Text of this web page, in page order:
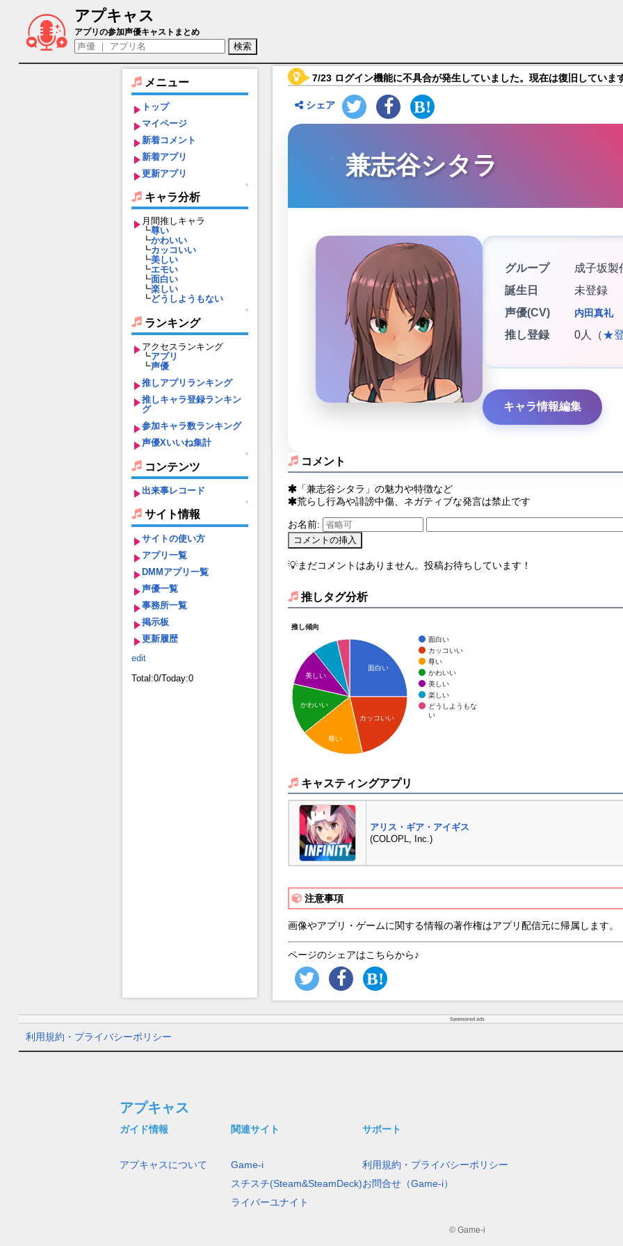
アプキャス
兼志谷シタラ（声優：内田真礼)【アリス・ギア・アイギス】キャラ紹介
アプリの参加声優キャストまとめ
メニュー
トップ
マイページ
新着コメント
新着アプリ
更新アプリ
↑
キャラ分析
月間推しキャラ
┗尊い
┗かわいい
┗カッコいい
┗美しい
┗エモい
┗面白い
┗楽しい
┗どうしようもない
↑
ランキング
アクセスランキング
┗アプリ
┗声優
推しアプリランキング
推しキャラ登録ランキン
グ
参加キャラ数ランキング
声優Xいいね集計
↑
コンテンツ
出来事レコード
↑
サイト情報
サイトの使い方
アプリ一覧
DMMアプリ一覧
声優一覧
事務所一覧
掲示板
更新履歴
edit
Total:0/Today:0
7/23 ログイン機能に不具合が発生していました。現在は復旧していま
シェア
兼志谷シタラ
グループ
成子坂製
誕生日
未登録
声優(CV)
内田真礼
推し登録 0人（★
キャラ情報編集
コメント
「兼志谷シタラ」の魅力や特徴など
荒らし行為や誹謗中傷、ネガティブな発言は禁止です
お名前:
💡まだコメントはありません。投稿お待ちしています！
推しタグ分析
推し傾向
面白い
カッコいい
尊い
かわいい
美しい
楽しい
どうしようもな
い
面白い
カッコいい
美しい
かわいい
尊い
キャスティングアプリ
アリス・ギア・アイギス
(COLOPL, Inc.)
注意事項
画像やアプリ・ゲームに関する情報の著作権はアプリ配信元に帰属します。
ページのシェアはこちらから♪
Sponsored ads
利用規約・プライバシーポリシー
アプキャス
ガイド情報
アプキャスについて
関連サイト
Game-i
スチスチ(Steam&SteamDeck)
ライバーユナイト
サポート
利用規約・プライバシーポリシー
お問合せ（Game-i）
© Game-i